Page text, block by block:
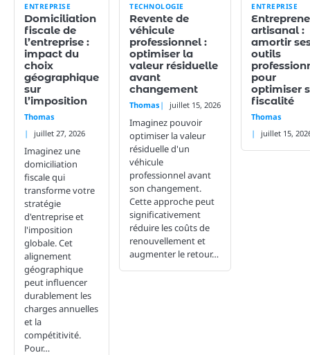
ENTREPRISE
Domiciliation
fiscale de
l’entreprise :
impact du
choix
géographique
sur
l’imposition
Thomas
juillet 27, 2026
Imaginez une
domiciliation
fiscale qui
transforme votre
stratégie
d'entreprise et
l'imposition
globale. Cet
alignement
géographique
peut influencer
durablement les
charges annuelles
et la
compétitivité.
Pour…
TECHNOLOGIE
Revente de
véhicule
professionnel :
optimiser la
valeur résiduelle
avant
changement
Thomas juillet 15, 2026
Imaginez pouvoir
optimiser la valeur
résiduelle d'un
véhicule
professionnel avant
son changement.
Cette approche peut
significativement
réduire les coûts de
renouvellement et
augmenter le retour…
ENTREPRISE
artisanal :
amortir
outils
pour
optimiser
fiscalité
Thomas
juillet 15,